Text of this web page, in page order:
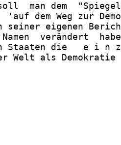
man dem
'auf dem Weg zur
seiner eigenen
verändert
Staaten die   e i n
Welt als Demokratie